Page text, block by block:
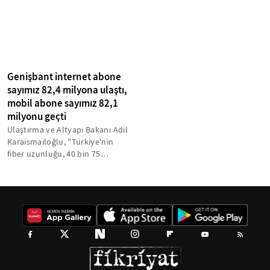
Genişbant internet abone
sayımız 82,4 milyona ulaştı,
mobil abone sayımız 82,1
milyonu geçti
Ulaştırma ve Altyapı Bakanı Adil
Karaismailoğlu, "Türkiye'nin
fiber uzunluğu, 40 bin 75